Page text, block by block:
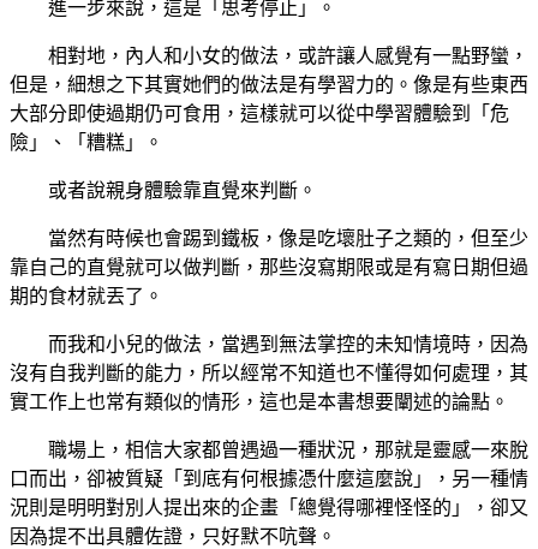
進一步來說，這是「思考停止」。
相對地，內人和小女的做法，或許讓人感覺有一點野蠻，
但是，細想之下其實她們的做法是有學習力的。像是有些東西
大部分即使過期仍可食用，這樣就可以從中學習體驗到「危
險」、「糟糕」。
或者說親身體驗靠直覺來判斷。
當然有時候也會踢到鐵板，像是吃壞肚子之類的，但至少
靠自己的直覺就可以做判斷，那些沒寫期限或是有寫日期但過
期的食材就丟了。
而我和小兒的做法，當遇到無法掌控的未知情境時，因為
沒有自我判斷的能力，所以經常不知道也不懂得如何處理，其
實工作上也常有類似的情形，這也是本書想要闡述的論點。
職場上，相信大家都曾遇過一種狀況，那就是靈感一來脫
口而出，卻被質疑「到底有何根據憑什麼這麼說」，另一種情
況則是明明對別人提出來的企畫「總覺得哪裡怪怪的」，卻又
因為提不出具體佐證，只好默不吭聲。